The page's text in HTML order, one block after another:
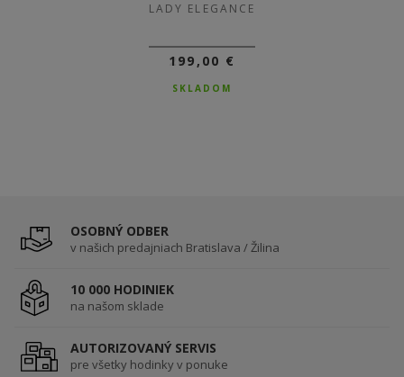
LADY ELEGANCE
199,00 €
SKLADOM
OSOBNÝ ODBER
v našich predajniach Bratislava / Žilina
10 000 HODINIEK
na našom sklade
AUTORIZOVANÝ SERVIS
pre všetky hodinky v ponuke